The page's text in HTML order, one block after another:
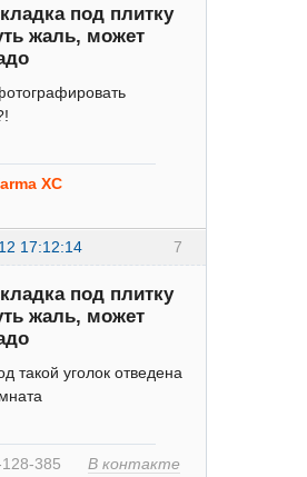
под плитку
жаль, может
XC
7
17:12:14
под плитку
жаль, может
такой уголок отведена
128-385 В контакте